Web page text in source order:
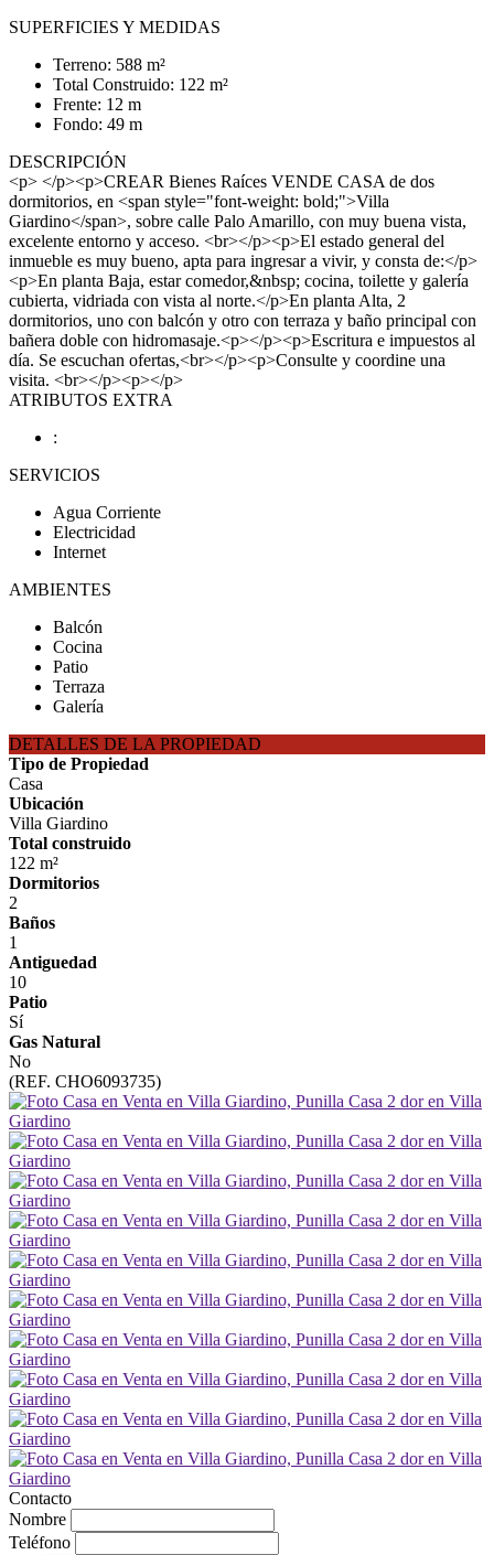
SUPERFICIES Y MEDIDAS
Terreno: 588 m²
Total Construido: 122 m²
Frente: 12 m
Fondo: 49 m
DESCRIPCIÓN
<p> </p><p>CREAR Bienes Raíces VENDE CASA de dos
dormitorios, en <span style="font-weight: bold;">Villa
Giardino</span>, sobre calle Palo Amarillo, con muy buena vista,
excelente entorno y acceso. <br></p><p>El estado general del
inmueble es muy bueno, apta para ingresar a vivir, y consta de:</p>
<p>En planta Baja, estar comedor,&nbsp; cocina, toilette y galería
cubierta, vidriada con vista al norte.</p>En planta Alta, 2
dormitorios, uno con balcón y otro con terraza y baño principal con
bañera doble con hidromasaje.<p></p><p>Escritura e impuestos al
día. Se escuchan ofertas,<br></p><p>Consulte y coordine una
visita. <br></p><p></p>
ATRIBUTOS EXTRA
:
SERVICIOS
Agua Corriente
Electricidad
Internet
AMBIENTES
Balcón
Cocina
Patio
Terraza
Galería
DETALLES DE LA PROPIEDAD
Tipo de Propiedad
Casa
Ubicación
Villa Giardino
Total construido
122 m²
Dormitorios
2
Baños
1
Antiguedad
10
Patio
Sí
Gas Natural
No
(REF. CHO6093735)
Contacto
Nombre
Teléfono